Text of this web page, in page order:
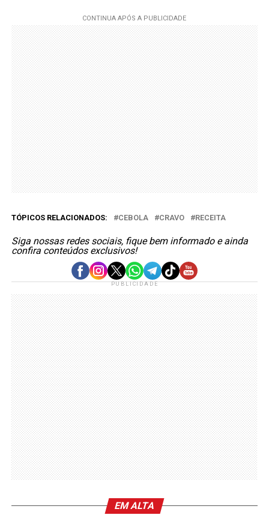
TÓPICOS RELACIONADOS: CEBOLA CRAVO RECEITA
Siga nossas redes sociais, fique bem informado e ainda
confira conteúdos exclusivos!
PUBLICIDADE
EM ALTA